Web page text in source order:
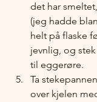
det har
(jeg hadde
helt på flaske
jevnlig, og
til eggerøre.
Ta
over kjelen